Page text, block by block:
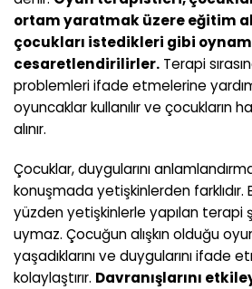
ortam yaratmak üzere eğitim
çocukları istedikleri gibi
cesaretlendirilirler. Terapi
problemleri ifade etmelerine
oyuncaklar kullanılır ve çocukların
alınır.
Çocuklar, duygularını
konuşmada yetişkinlerden farklıdır.
yüzden yetişkinlerle yapılan terapi
uymaz. Çocuğun alışkın olduğu
yaşadıklarını ve duygularını ifade
kolaylaştırır. Davranışlarını